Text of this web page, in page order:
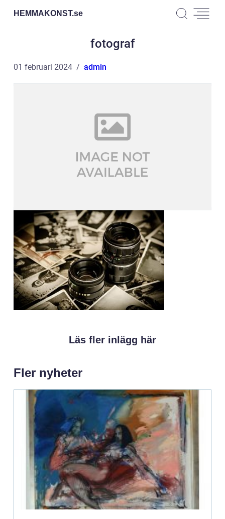
HEMMAKONST.se
fotograf
01 februari 2024 admin
Läs fler inlägg här
Fler nyheter